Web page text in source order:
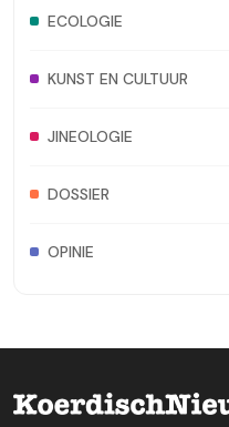
ECOLOGIE
KUNST EN CULTUUR
JINEOLOGIE
DOSSIER
OPINIE